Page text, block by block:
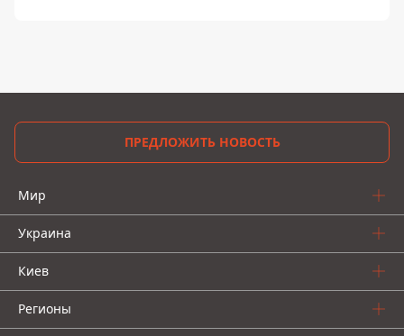
ПРЕДЛОЖИТЬ НОВОСТЬ
Мир
Украина
Киев
Регионы